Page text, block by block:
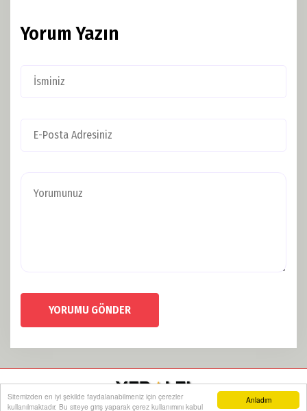
Anladım
Sitemizden en iyi şekilde faydalanabilmeniz için çerezler
kullanılmaktadır. Bu siteye giriş yaparak çerez kullanımını kabul
Yorum Yazın
YORUMU GÖNDER